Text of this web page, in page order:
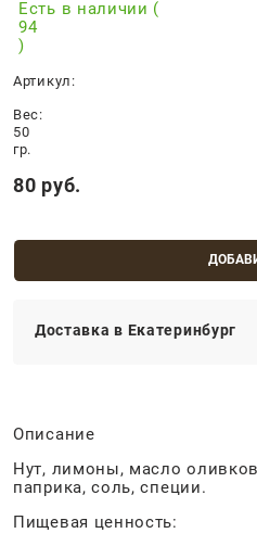
Есть в наличии (
94
)
Артикул:
Вес:
50
гр.
80 руб.
Доставка в Екатеринбург
Описание
Нут, лимоны, масло
паприка, соль, специи.
Пищевая ценность: